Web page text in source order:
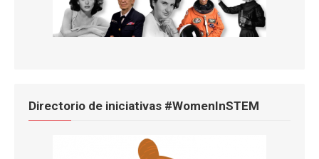
Directorio de iniciativas #WomenInSTEM